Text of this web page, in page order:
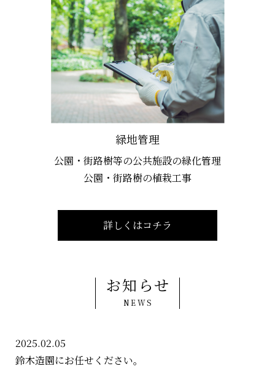
緑地管理
公園・街路樹等の公共施設の緑化管理
公園・街路樹の植栽工事
詳しくはコチラ
お知らせ
NEWS
2025.02.05
鈴木造園にお任せください。